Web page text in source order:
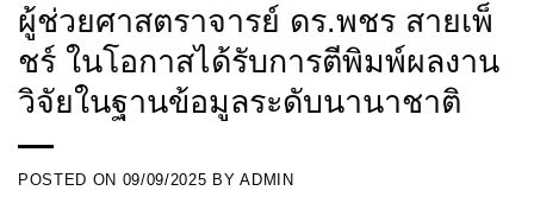
ผู้ช่วยศาสตราจารย์ ดร.พชร สายเพ็
ชร์ ในโอกาสได้รับการตีพิมพ์ผลงาน
วิจัยในฐานข้อมูลระดับนานาชาติ
POSTED ON 09/09/2025 BYADMIN